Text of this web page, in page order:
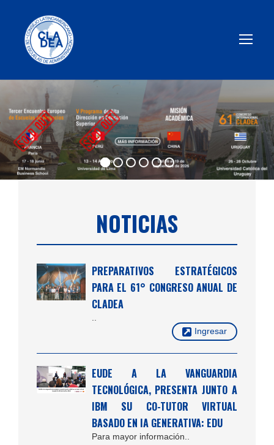
NOTICIAS
PREPARATIVOS ESTRATÉGICOS
PARA EL 61° CONGRESO ANUAL DE
CLADEA
Ingresar
EUDE A LA VANGUARDIA
TECNOLÓGICA, PRESENTA JUNTO A
IBM SU CO-TUTOR VIRTUAL
BASADO EN IA GENERATIVA: EDU
Para mayor información..